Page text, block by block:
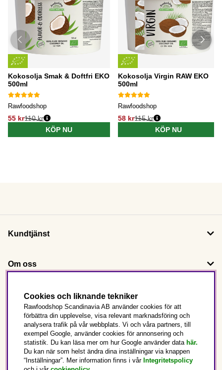
Kokosolja Smak & Doftfri EKO
500ml
Rawfoodshop
55 kr110 kr
KÖP NU
Kokosolja Virgin RAW EKO
500ml
Rawfoodshop
58 kr115 kr
KÖP NU
Kundtjänst
Om oss
Följ oss
Det här är Rawfoodshop
Sverige
Cookies och liknande tekniker
Rawfoodshop Scandinavia AB använder cookies för att
förbättra din upplevelse, visa relevant marknadsföring och
analysera trafik på vår webbplats. Vi och våra partners, till
exempel Google, använder cookies för annonsering och
statistik. Du kan läsa mer om hur Google använder data här.
Du kan när som helst ändra dina inställningar via knappen
“Inställningar”. Mer information finns i vår Integritetspolicy